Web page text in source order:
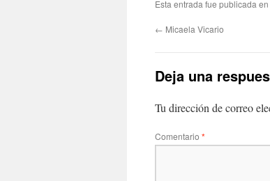
Esta entrada fue publicada en
← Micaela Vicario
Deja una
Tu dirección de correo
Comentario *